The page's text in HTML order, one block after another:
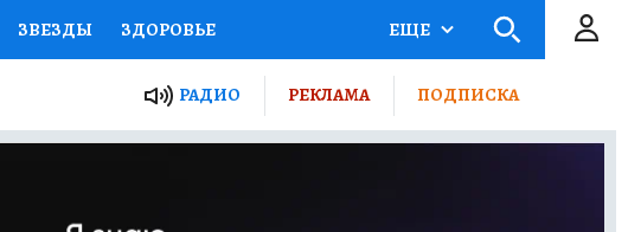
ЗВЕЗДЫ ЗДОРОВЬЕ
ПРОЕКТЫ РОССИИ
СЕКРЕТЫ ПУТЕВОДИТЕЛЬ
ЕЩЕ
РАДИО РЕКЛАМА ПОДПИСКА